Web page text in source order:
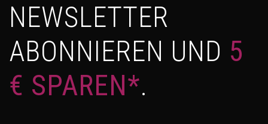
NEWSLETTER
ABONNIEREN UND 5
€ SPAREN*.